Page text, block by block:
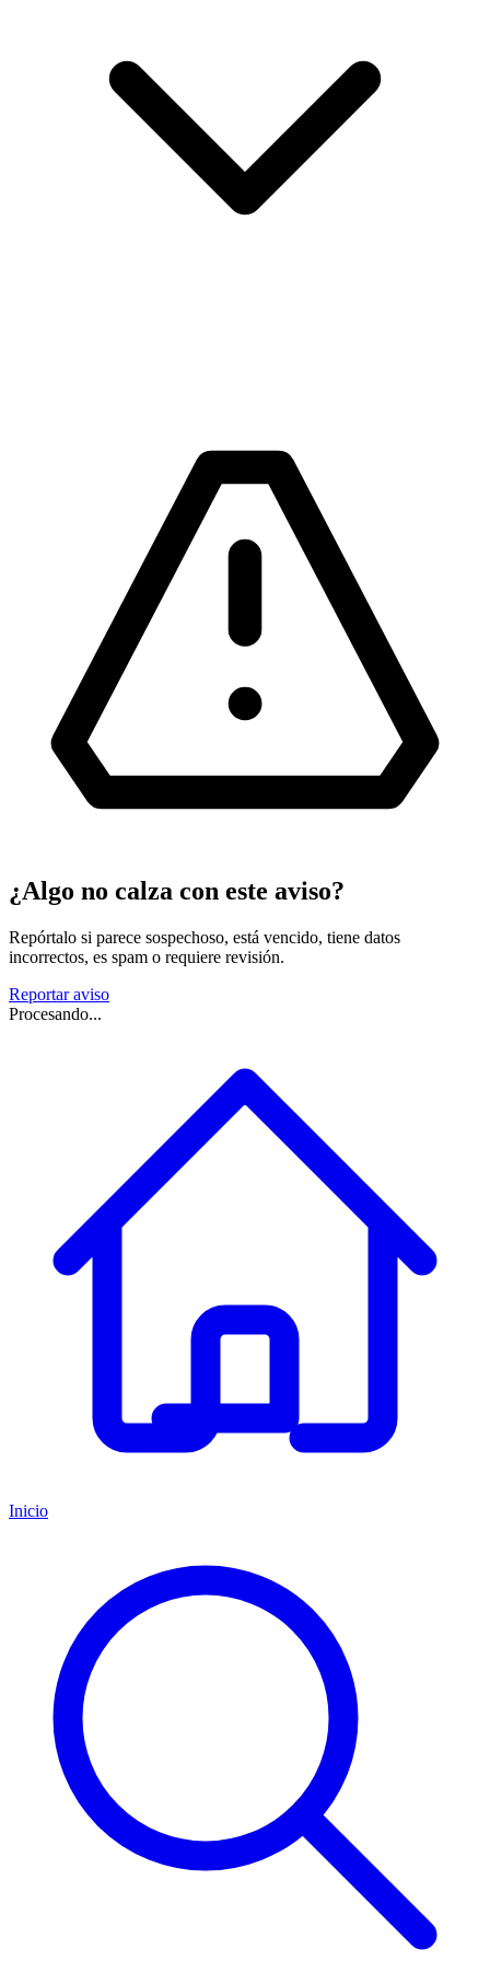
¿Algo no calza con este aviso?
Repórtalo si parece sospechoso, está vencido, tiene datos
incorrectos, es spam o requiere revisión.
Reportar aviso
Procesando...
Inicio